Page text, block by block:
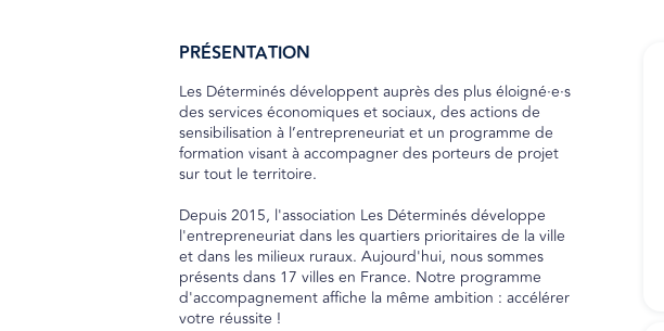
PRÉSENTATION
Les Déterminés développent auprès des plus éloigné·e·s
des services économiques et sociaux, des actions de
sensibilisation à l’entrepreneuriat et un programme de
formation visant à accompagner des porteurs de projet
sur tout le territoire.
Depuis 2015, l'association Les Déterminés développe
l'entrepreneuriat dans les quartiers prioritaires de la ville
et dans les milieux ruraux. Aujourd'hui, nous sommes
présents dans 17 villes en France. Notre programme
d'accompagnement affiche la même ambition : accélérer
votre réussite !